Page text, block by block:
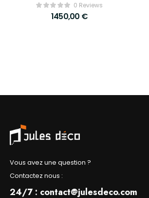
0 Reviews
1450,00 €
Vous avez une question ?
Contactez nous :
24/7 : contact@julesdeco.com